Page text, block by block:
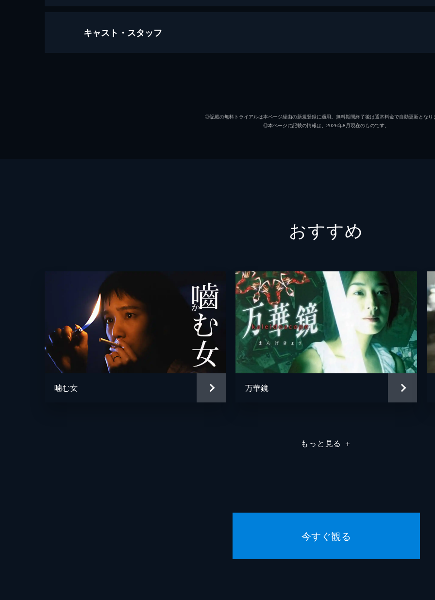
極道華の乱 姐対姐御
キャスト・スタッフ
高岡健二
ビートきよし
吉田愛弓
監督 上垣保朗
脚本 原田和年
伊藤秀裕
◎記載の無料トライアルは本ページ経由の新規登録に適用。無料期間終了後は通常料金で自動更新となり
◎本ページに記載の情報は、2026年8月現在のものです。
おすすめ
噛む女 万華鏡
もっと見る ＋
今すぐ観る